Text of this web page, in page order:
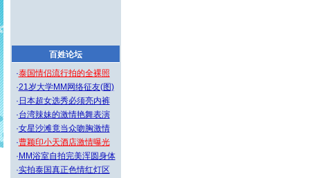
百姓论坛
·泰国情侣流行拍的全裸照
·21岁大学MM网络征友(图)
· 日本超女选秀必须亮内裤
·台湾辣妹的激情艳舞表演
·女星沙滩竟当众吻胸激情
·曹颖印小天酒店激情曝光
· MM浴室自拍完美浑圆身体
·实拍泰国真正色情红灯区